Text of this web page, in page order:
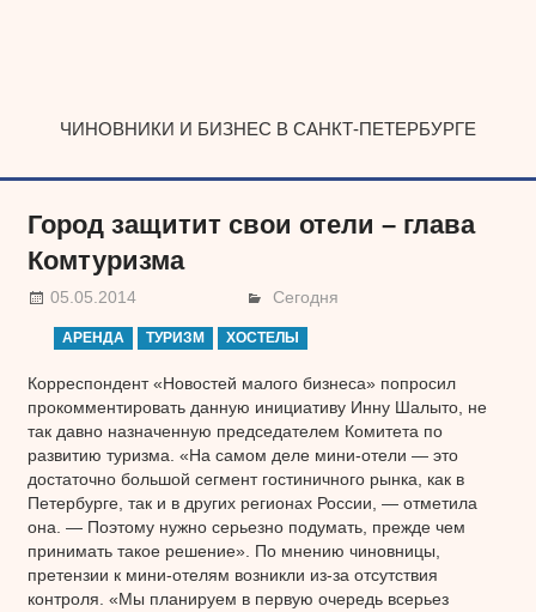
ЧИНОВНИКИ И БИЗНЕС В САНКТ-ПЕТЕРБУРГЕ
Город защитит свои отели – глава
Комтуризма
05.05.2014 Сегодня
АРЕНДА ТУРИЗМ ХОСТЕЛЫ
Корреспондент «Новостей малого бизнеса» попросил
прокомментировать данную инициативу Инну Шалыто, не
так давно назначенную председателем Комитета по
развитию туризма. «На самом деле мини-отели — это
достаточно большой сегмент гостиничного рынка, как в
Петербурге, так и в других регионах России, — отметила
она. — Поэтому нужно серьезно подумать, прежде чем
принимать такое решение». По мнению чиновницы,
претензии к мини-отелям возникли из-за отсутствия
контроля. «Мы планируем в первую очередь всерьез